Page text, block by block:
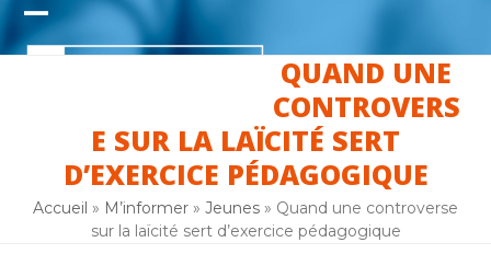
Skip
content
Open
Close
QUAND UNE
CONTROVERS
E SUR LA LAÏCITÉ SERT
D’EXERCICE PÉDAGOGIQUE
Accueil » M’informer » Jeunes » Quand une controverse
sur la laïcité sert d’exercice pédagogique